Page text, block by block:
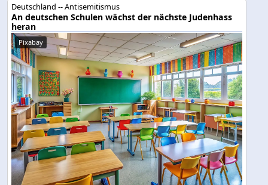
Deutschland -- Antisemitismus
An deutschen Schulen wächst der nächste Judenhass
heran
Pixabay